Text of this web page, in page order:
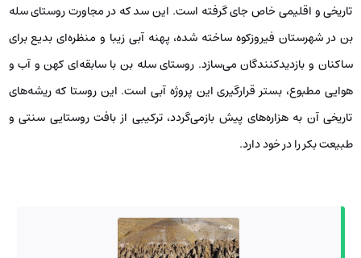
تاریخی و اقلیمی خاص جای گرفته است. این سد که در مجاورت روستای سله
بن در شهرستان فیروزکوه ساخته شده، پهنه آبی زیبا و منظره‌ای بدیع برای
ساکنان و بازدیدکنندگان می‌سازد. روستای سله بن با سابقه‌ای کهن و آب و
هوایی مطبوع، بستر قرارگیری این پروژه آبی است. این روستا که ریشه‌های
تاریخی آن به هزاره‌های پیش بازمی‌گردد، ترکیبی از بافت روستایی سنتی و
طبیعت بکر را در خود دارد.